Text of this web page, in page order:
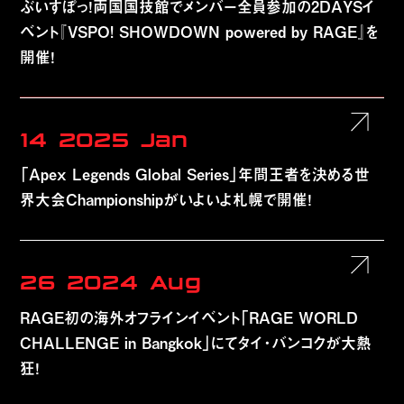
ぶいすぽっ！両国国技館でメンバー全員参加の2DAYSイ
ベント『VSPO! SHOWDOWN powered by RAGE』を
開催！
14 2025 Jan
「Apex Legends Global Series」年間王者を決める世
界大会Championshipがいよいよ札幌で開催！
26 2024 Aug
RAGE初の海外オフラインイベント「RAGE WORLD
CHALLENGE in Bangkok」にてタイ・バンコクが大熱
狂！